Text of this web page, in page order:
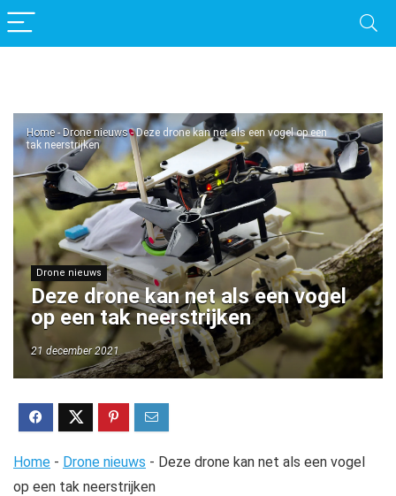
Home - Drone nieuws-Deze drone kan net als een vogel op een
tak neerstrijken
Drone nieuws
Deze drone kan net als een vogel
op een tak neerstrijken
21 december 2021
Home - Drone nieuws - Deze drone kan net als een vogel
op een tak neerstrijken